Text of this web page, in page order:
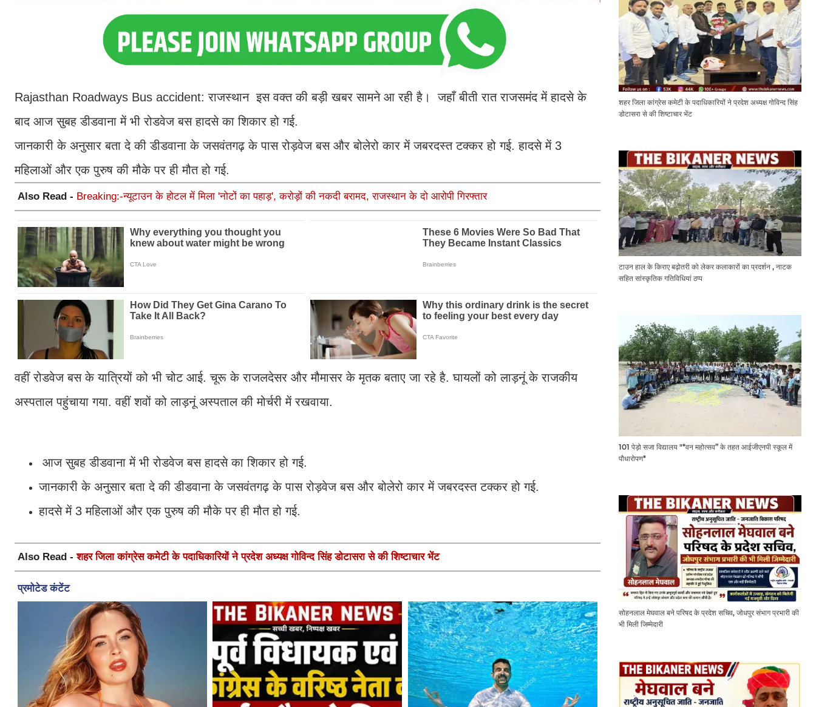
Rajasthan Roadways Bus accident: राजस्थान इस वक्त की बड़ी खबर सामने आ रही है। जहाँ बीती रात राजसमंद में हादसे के
बाद आज सुबह डीडवाना में भी रोडवेज बस हादसे का शिकार हो गई.
जानकारी के अनुसार बता दे की डीडवाना के जसवंतगढ़ के पास रोड़वेज बस और बोलेरो कार में जबरदस्त टक्कर हो गई. हादसे में 3
महिलाओं और एक पुरुष की मौके पर ही मौत हो गई.
Also Read - Breaking:-न्यूटाउन के होटल में मिला 'नोटों का पहाड़', करोड़ों की नकदी बरामद, राजस्थान के दो आरोपी गिरफ्तार
वहीं रोडवेज बस के यात्रियों को भी चोट आई. चूरू के राजलदेसर और मौमासर के मृतक बताए जा रहे है. घायलों को लाड़नूं के राजकीय
अस्पताल पहुंचाया गया. वहीं शवों को लाड़नूं अस्पताल की मोर्चरी में रखवाया.
आज सुबह डीडवाना में भी रोडवेज बस हादसे का शिकार हो गई.
जानकारी के अनुसार बता दे की डीडवाना के जसवंतगढ़ के पास रोड़वेज बस और बोलेरो कार में जबरदस्त टक्कर हो गई.
हादसे में 3 महिलाओं और एक पुरुष की मौके पर ही मौत हो गई.
Also Read -शहर जिला कांग्रेस कमेटी के पदाधिकारियों ने प्रदेश अध्यक्ष गोविन्द सिंह डोटासरा से की शिष्टाचार भेंट
शहर जिला कांग्रेस कमेटी के पदाधिकारियों ने प्रदेश अध्यक्ष गोविन्द सिंह
डोटासरा से की शिष्टाचार भेंट
टाउन हाल के किराए बढ़ोतरी को लेकर कलाकारों का प्रदर्शन , नाटक
सहित सांस्कृतिक गतिविधियां ठप्प
101 पेड़ो सजा विद्यालय "*वन महोत्सव” के तहत आईजीएनपी स्कूल में
पौधारोपण*
सोहनलाल मेघवाल बने परिषद के प्रदेश सचिव, जोधपुर संभाग प्रभारी की
भी मिली जिम्मेदारी